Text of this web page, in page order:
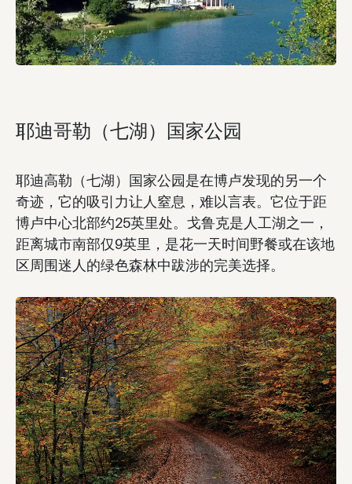
耶迪哥勒（七湖）国家公园
耶迪高勒（七湖）国家公园是在博卢发现的另一个
奇迹，它的吸引力让人窒息，难以言表。它位于距
博卢中心北部约25英里处。戈鲁克是人工湖之一，
距离城市南部仅9英里，是花一天时间野餐或在该地
区周围迷人的绿色森林中跋涉的完美选择。